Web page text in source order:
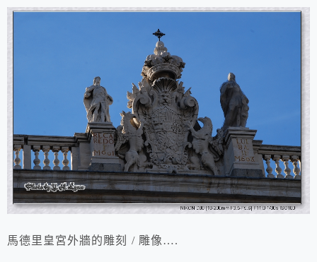
馬德里 皇宮外牆的雕刻 / 雕像….